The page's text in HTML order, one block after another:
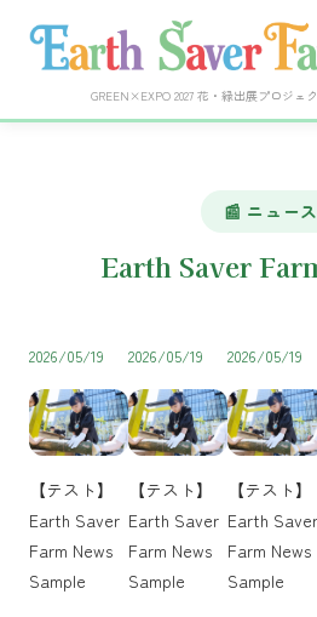
GREEN×EXPO 2027 花・緑出展プロジェ
📰 ニュース
Earth Saver
2026/05/19
【テスト】
Earth Saver
Farm News
Sample
2026/05/19
【テスト】
Earth Saver
Farm News
Sample
2026/05/19
【テスト】
Earth Saver
Farm News
Sample